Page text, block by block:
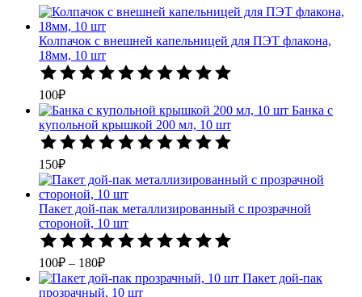
Колпачок с внешней капельницей для ПЭТ флакона,
18мм, 10 шт
5
100₽
Банка с
купольной крышкой 200 мл, 10 шт
5
150₽
Пакет дой-пак металлизированный с прозрачной
стороной, 10 шт
5
100₽ – 180₽Диапазон
цен:
100₽
Пакет дой-пак
прозрачный, 10 шт